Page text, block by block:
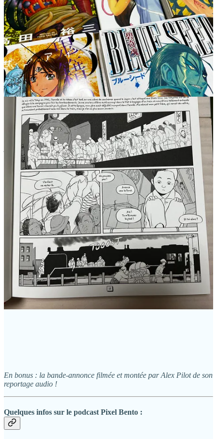
Et on garde le meilleur pour la fin avec le reportage audio de
notre ami Alex Pilot, consacré à
l’exposition 100% arcade :
Insert Coin!
Alex, pour celles et ceux qui ne le connaissez pas, est l’un des co-
fondateurs de lachaîne TV Nolife et un réalisateur hors-pair qui
travaille dans le documentaire (comme celui, tout récent, sur les
coulisses de fabrication du long métrage animé français Mars
Express), le clip ou encore la fiction ( France Fivebien sûr, mais
aussi le récent et formidable moyen-métrage :Message d’Outre-
Espace!).
Il nous a fait le plaisir de réaliser ce petit reportage audio sur l’expo
Insert Coinqui se tient jusqu’au30 juin 2024(Edit : c’est prolongé
jusqu’au 7 juillet 2024) auMusée de la Monnaie à Paris! Car
l’arcade est l’une des grandes passions d’Alex !
En bonus : la bande-annonce filmée et montée par Alex Pilot de son
reportage audio !
Quelques infos sur le podcast Pixel Bento :